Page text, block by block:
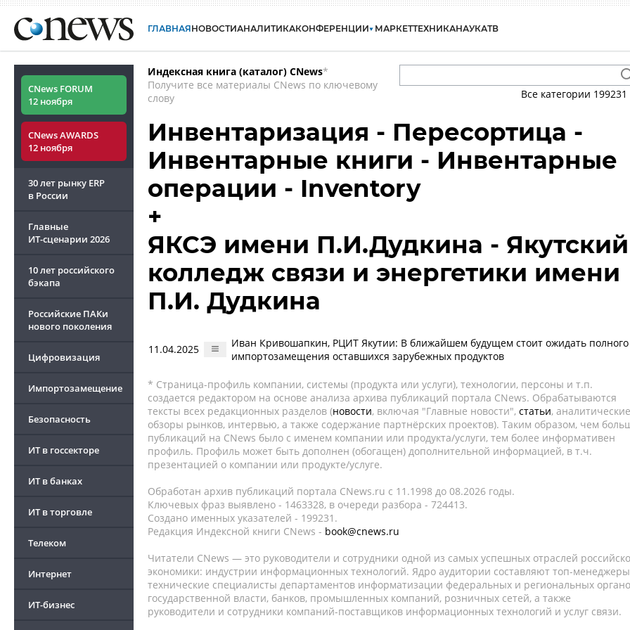
ГЛАВНАЯНОВОСТИАНАЛИТИКАКОНФЕРЕНЦИИ МАРКЕТТЕХНИКАНАУКАТВ
CNews FORUM
12 ноября
CNews AWARDS
12 ноября
30 лет рынку ERP
в России
Главные
ИТ-сценарии 2026
10 лет российского
бэкапа
Российские ПАКи
нового поколения
Цифровизация
Импортозамещение
Безопасность
ИТ в госсекторе
ИТ в банках
ИТ в торговле
Телеком
Интернет
ИТ-бизнес
Индексная книга (каталог) CNews*
Получите все материалы CNews по ключевому
слову
Все категории 199231
Инвентаризация - Пересортица -
Инвентарные книги - Инвентарные
операции - Inventory
+
ЯКСЭ имени П.И.Дудкина - Якутский
колледж связи и энергетики имени
П.И. Дудкина
11.04.2025
Иван Кривошапкин, РЦИТ Якутии: В ближайшем будущем стоит ожидать полного
импортозамещения оставшихся зарубежных продуктов
* Страница-профиль компании, системы (продукта или услуги), технологии, персоны и т.п.
создается редактором на основе анализа архива публикаций портала CNews. Обрабатываются
тексты всех редакционных разделов (новости, включая "Главные новости", статьи, аналитические
обзоры рынков, интервью, а также содержание партнёрских проектов). Таким образом, чем
публикаций на CNews было с именем компании или продукта/услуги, тем более информативен
профиль. Профиль может быть дополнен (обогащен) дополнительной информацией, в т.ч.
презентацией о компании или продукте/услуге.
Обработан архив публикаций портала CNews.ru c 11.1998 до 08.2026 годы.
Ключевых фраз выявлено - 1463328, в очереди разбора - 724413.
Создано именных указателей - 199231.
Редакция Индексной книги CNews - book@cnews.ru
Читатели CNews — это руководители и сотрудники одной из самых успешных отраслей
экономики: индустрии информационных технологий. Ядро аудитории составляют топ-
технические специалисты департаментов информатизации федеральных и региональных
государственной власти, банков, промышленных компаний, розничных сетей, а также
руководители и сотрудники компаний-поставщиков информационных технологий и услуг связи.